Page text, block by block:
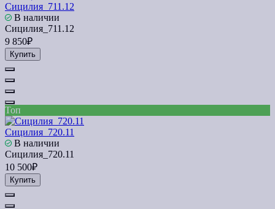
Сицилия_711.12
В наличии
Сицилия_711.12
9 850₽
Купить
Топ
Сицилия_720.11
В наличии
Сицилия_720.11
10 500₽
Купить